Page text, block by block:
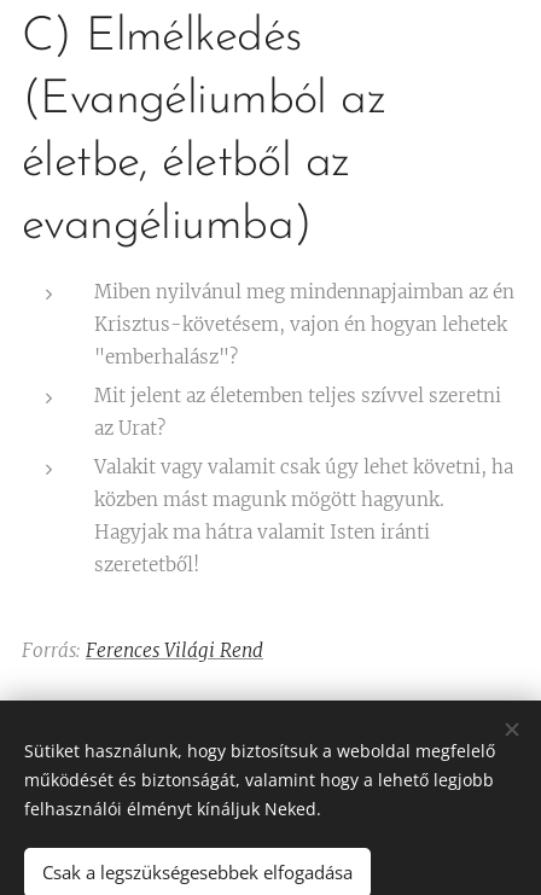
C) Elmélkedés
(Evangéliumból az
életbe, életből az
evangéliumba)
Miben nyilvánul meg mindennapjaimban az én
Krisztus-követésem, vajon én hogyan lehetek
"emberhalász"?
Mit jelent az életemben teljes szívvel szeretni
az Urat?
Valakit vagy valamit csak úgy lehet követni, ha
közben mást magunk mögött hagyunk.
Hagyjak ma hátra valamit Isten iránti
szeretetből!
Forrás: Ferences Világi Rend
Assisi Szent Ferenc Betegápoló Nővérei
Sütiket használunk, hogy biztosítsuk a weboldal megfelelő
működését és biztonságát, valamint hogy a lehető legjobb
felhasználói élményt kínáljuk Neked.
Csak a legszükségesebbek elfogadása